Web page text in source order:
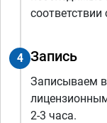
4 Запись
Записываем
2-3 часа.